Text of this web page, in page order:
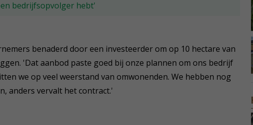
bedrijfsopvolger hebt'
benaderd door een investeerder om op 10 hectare van
'Dat aanbod paste goed bij onze plannen om ons bedrijf
we op veel weerstand van omwonenden. We hebben nog
anders vervalt het contract.'